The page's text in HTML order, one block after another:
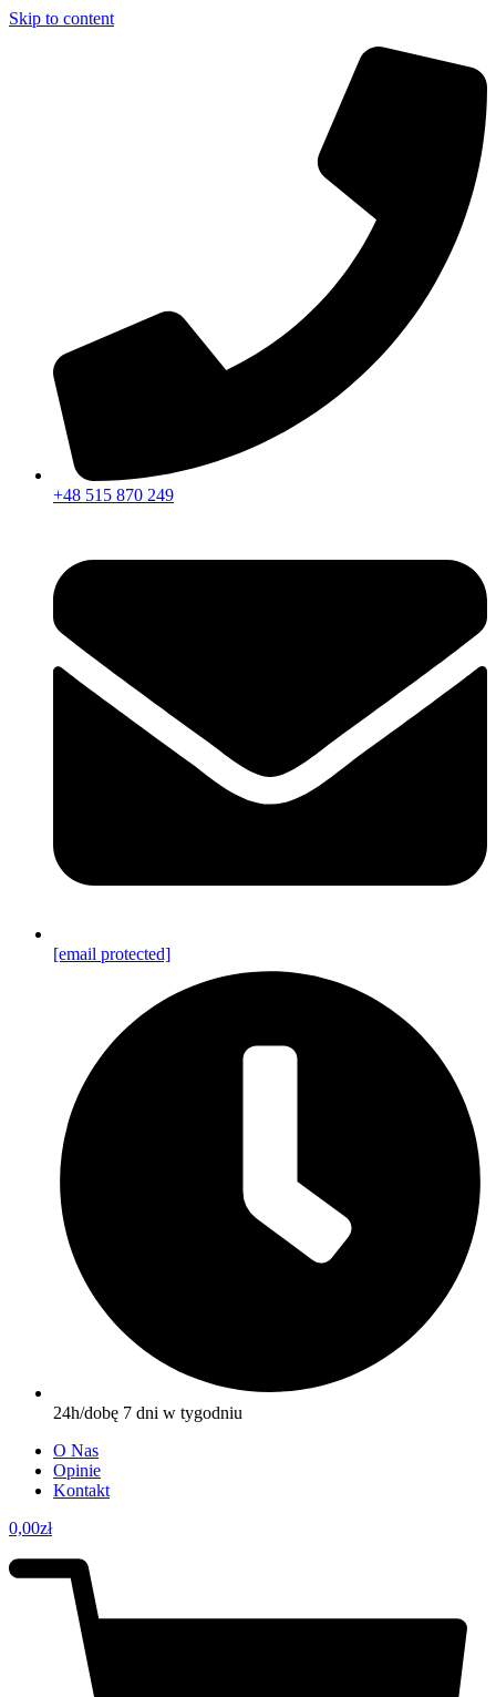
Skip to content
+48 515 870 249
[email protected]
24h/dobę 7 dni w tygodniu
O Nas
Opinie
Kontakt
0,00zł